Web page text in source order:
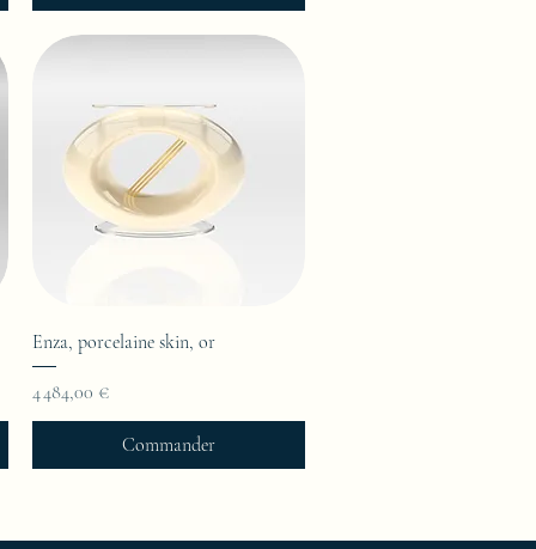
Enza, porcelaine skin, or
Prix
4 484,00 €
Commander